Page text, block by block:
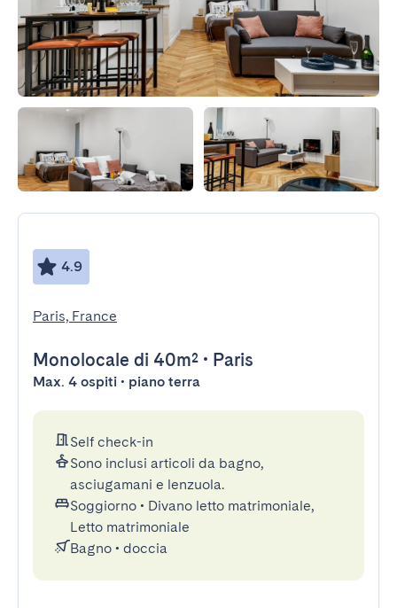
4.9
Paris, France
Monolocale di 40m² • Paris
Max. 4 ospiti • piano terra
Self check-in
Sono inclusi articoli da bagno,
asciugamani e lenzuola.
Soggiorno • Divano letto matrimoniale,
Letto matrimoniale
Bagno • doccia